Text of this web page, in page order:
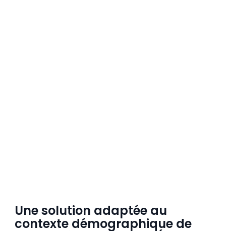
Une solution adaptée au
contexte démographique de